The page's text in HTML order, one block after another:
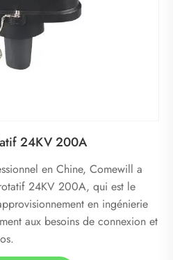
24KV 200A
en Chine, Comewill a
24KV 200A, qui est le
en ingénierie
aux besoins de connexion et